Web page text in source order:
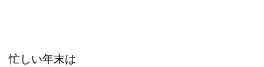
忙しい年末は